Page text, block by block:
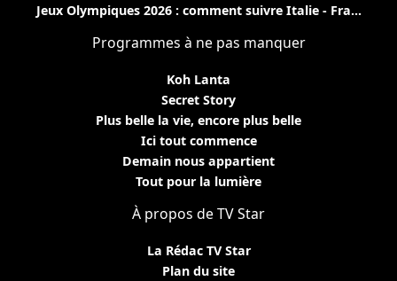
Jeux Olympiques 2026 : comment suivre Italie - Fra...
Programmes à ne pas manquer
Koh Lanta
Secret Story
Plus belle la vie, encore plus belle
Ici tout commence
Demain nous appartient
Tout pour la lumière
À propos de TV Star
La Rédac TV Star
Plan du site